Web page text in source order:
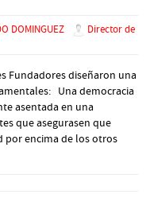
DOMINGUEZ
Director de
Fundadores diseñaron una
Una democracia
asentada en una
que asegurasen que
por encima de los otros